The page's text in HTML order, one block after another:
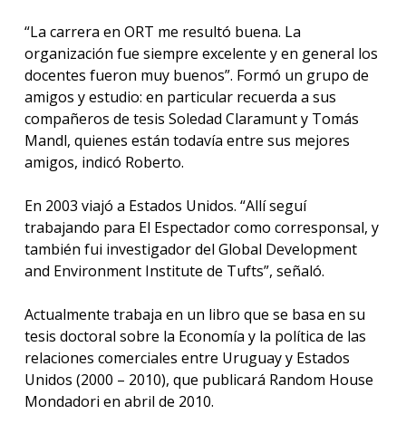
“La carrera en ORT me resultó buena. La
organización fue siempre excelente y en general los
docentes fueron muy buenos”. Formó un grupo de
amigos y estudio: en particular recuerda a sus
compañeros de tesis Soledad Claramunt y Tomás
Mandl, quienes están todavía entre sus mejores
amigos, indicó Roberto.
En 2003 viajó a Estados Unidos. “Allí seguí
trabajando para El Espectador como corresponsal, y
también fui investigador del Global Development
and Environment Institute de Tufts”, señaló.
Actualmente trabaja en un libro que se basa en su
tesis doctoral sobre la Economía y la política de las
relaciones comerciales entre Uruguay y Estados
Unidos (2000 – 2010), que publicará Random House
Mondadori en abril de 2010.